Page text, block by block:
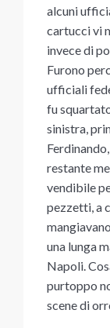
alcuni
cartucci vi
invece di
Furono
ufficiali
fu
sinistra,
restante
vendibile
pezzetti, a
una lunga
Napoli.
purtoppo
scene di